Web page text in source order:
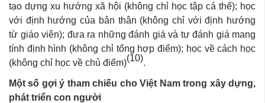
tạo dựng xu hướng xã hội (không chỉ học tập cá thể); học
với định hướng của bản thân (không chỉ với định hướng
từ giáo viên); đưa ra những đánh giá và tự đánh giá mang
tính định hình (không chỉ tổng hợp điểm); học về cách học
(không chỉ học về chủ điểm)(10).
Một số gợi ý tham chiếu cho Việt Nam trong xây dựng,
phát triển con người